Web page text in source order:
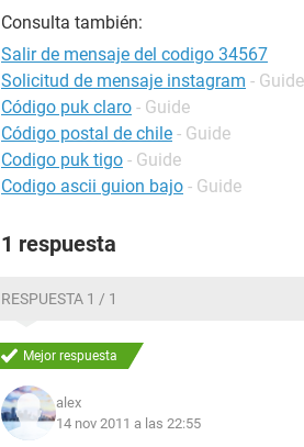
Consulta también:
Salir de mensaje del codigo 34567
Solicitud de mensaje instagram - Guide
Código puk claro - Guide
Código postal de chile - Guide
Codigo puk tigo - Guide
Codigo ascii guion bajo - Guide
1 respuesta
RESPUESTA 1 / 1
Mejor respuesta
alex
14 nov 2011 a las 22:55